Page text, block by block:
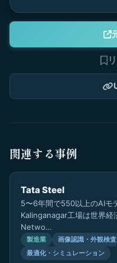
関連する事例
Tata Steel
5〜6年間で550以上のAIモ
Kalinganagar工場は世界
Netwo…
製造業 画像認識・外観検査
最適化・シミュレーション